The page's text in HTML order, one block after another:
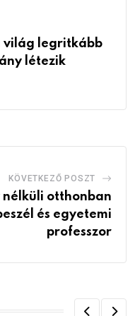
világ legritkább
létezik
KÖVETKEZŐ POSZT
nélküli otthonban
és egyetemi
professzor